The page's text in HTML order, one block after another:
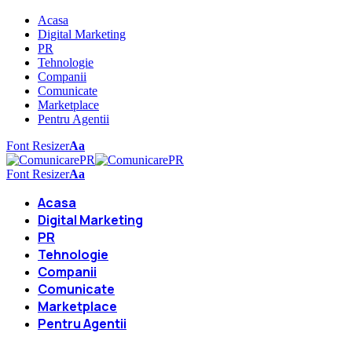
Acasa
Digital Marketing
PR
Tehnologie
Companii
Comunicate
Marketplace
Pentru Agentii
Font ResizerAa
Font ResizerAa
Acasa
Digital Marketing
PR
Tehnologie
Companii
Comunicate
Marketplace
Pentru Agentii